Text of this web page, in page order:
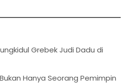
Grebek Judi Dadu di
Hanya Seorang Pemimpin